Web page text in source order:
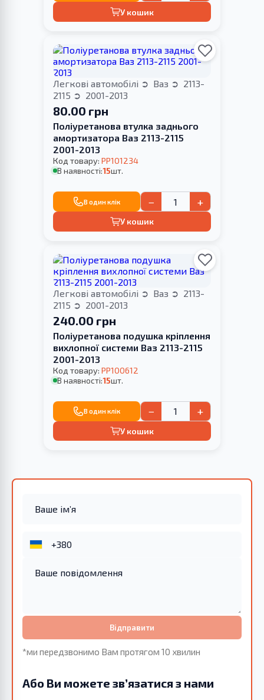
У кошик
Легкові автомобілі Ваз
2113-
2115
2001-2013
80.00 грн
Поліуретанова втулка заднього
амортизатора Ваз 2113-2115
2001-2013
Код товару: PP101234
В наявності:15шт.
В один клік − +
У кошик
Легкові автомобілі Ваз
2113-
2115
2001-2013
240.00 грн
Поліуретанова подушка кріплення
вихлопної системи Ваз 2113-2115
2001-2013
Код товару: PP100612
В наявності:15шт.
В один клік − +
У кошик
Відправити
*ми передзвонимо Вам протягом 10 хвилин
Або Ви можете зв’язатися з нами